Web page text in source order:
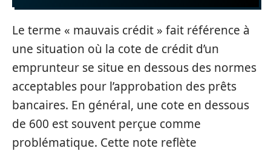
Le terme « mauvais crédit » fait référence à
une situation où la cote de crédit d’un
emprunteur se situe en dessous des normes
acceptables pour l’approbation des prêts
bancaires. En général, une cote en dessous
de 600 est souvent perçue comme
problématique. Cette note reflète